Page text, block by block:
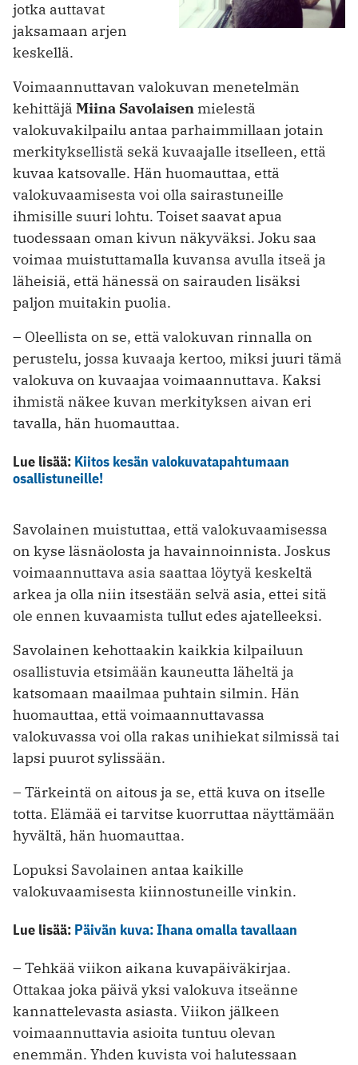
jotka auttavat
jaksamaan arjen
keskellä.
Voimaannuttavan valokuvan menetelmän
kehittäjä Miina Savolaisen mielestä
valokuvakilpailu antaa parhaimmillaan jotain
merkityksellistä sekä kuvaajalle itselleen, että
kuvaa katsovalle. Hän huomauttaa, että
valokuvaamisesta voi olla sairastuneille
ihmisille suuri lohtu. Toiset saavat apua
tuodessaan oman kivun näkyväksi. Joku saa
voimaa muistuttamalla kuvansa avulla itseä ja
läheisiä, että hänessä on sairauden lisäksi
paljon muitakin puolia.
– Oleellista on se, että valokuvan rinnalla on
perustelu, jossa kuvaaja kertoo, miksi juuri tämä
valokuva on kuvaajaa voimaannuttava. Kaksi
ihmistä näkee kuvan merkityksen aivan eri
tavalla, hän huomauttaa.
Lue lisää: Kiitos kesän valokuvatapahtumaan
osallistuneille!
Savolainen muistuttaa, että valokuvaamisessa
on kyse läsnäolosta ja havainnoinnista. Joskus
voimaannuttava asia saattaa löytyä keskeltä
arkea ja olla niin itsestään selvä asia, ettei sitä
ole ennen kuvaamista tullut edes ajatelleeksi.
Savolainen kehottaakin kaikkia kilpailuun
osallistuvia etsimään kauneutta läheltä ja
katsomaan maailmaa puhtain silmin. Hän
huomauttaa, että voimaannuttavassa
valokuvassa voi olla rakas unihiekat silmissä tai
lapsi puurot sylissään.
– Tärkeintä on aitous ja se, että kuva on itselle
totta. Elämää ei tarvitse kuorruttaa näyttämään
hyvältä, hän huomauttaa.
Lopuksi Savolainen antaa kaikille
valokuvaamisesta kiinnostuneille vinkin.
Lue lisää: Päivän kuva: Ihana omalla tavallaan
– Tehkää viikon aikana kuvapäiväkirjaa.
Ottakaa joka päivä yksi valokuva itseänne
kannattelevasta asiasta. Viikon jälkeen
voimaannuttavia asioita tuntuu olevan
enemmän. Yhden kuvista voi halutessaan